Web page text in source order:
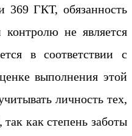
369 ГКТ, обязанность
не является
в соответствии с
выполнения этой
личность тех,
как степень заботы